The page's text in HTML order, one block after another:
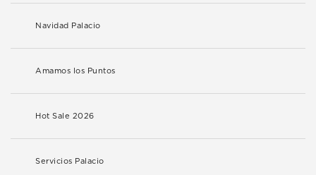
Navidad Palacio
Amamos los Puntos
Hot Sale 2026
Servicios Palacio